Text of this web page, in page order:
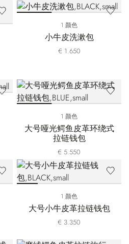
1 颜色
小牛皮洗漱包
€ 1.650
1 颜色
大号哑光鳄鱼皮革环绕式
拉链钱包
€ 5.550
1 颜色
大号小牛皮革拉链钱包
€ 3.350